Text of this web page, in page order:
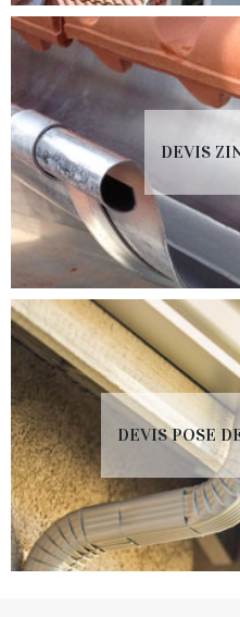
DEVIS
DEVIS POSE